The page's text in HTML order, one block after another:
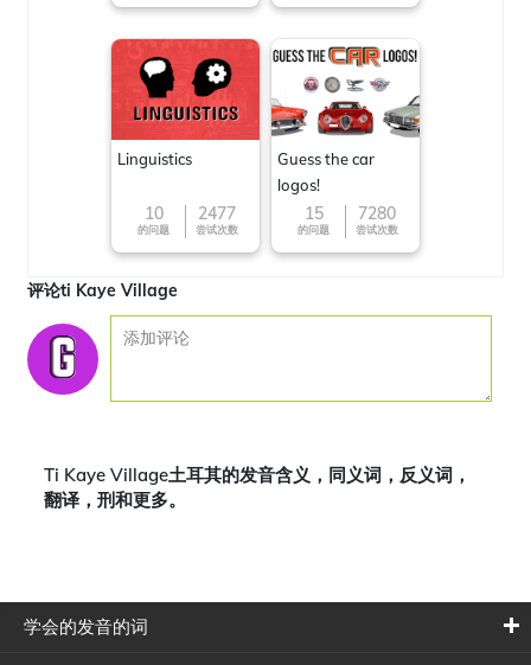
Linguistics
10
的问题
2477
尝试次数
Guess the car
logos!
15
的问题
7280
尝试次数
评论ti Kaye Village
Ti Kaye Village土耳其的发音含义，同义词，反义词，
翻译，刑和更多。
学会的发音的词